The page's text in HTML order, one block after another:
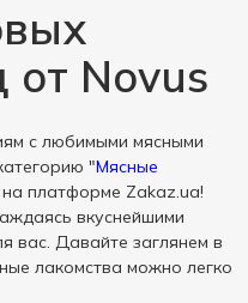
Novus
с любимыми мясными
"Мясные
платформе Zakaz.ua!
вкуснейшими
вас. Давайте заглянем в
лакомства можно легко